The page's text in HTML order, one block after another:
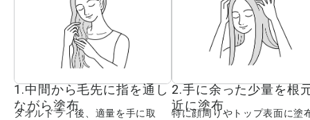
1.中間から毛先に指を通し
ながら塗布
タオルドライ後、適量を手に取
2.手に余った少量を根
近に塗布
特に顔周りやトップ表面に塗